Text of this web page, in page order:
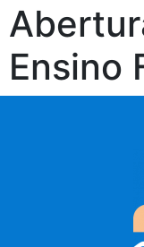
Ensino